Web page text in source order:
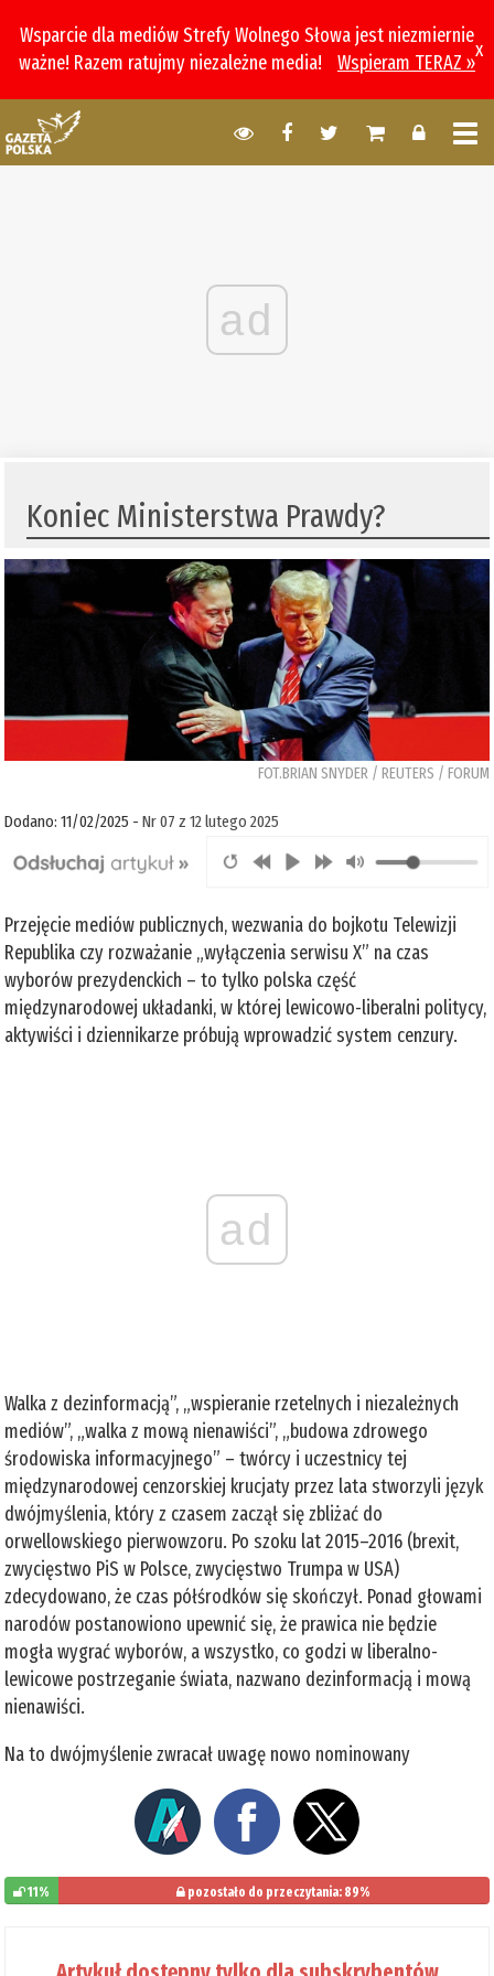
Wsparcie dla mediów Strefy Wolnego Słowa jest niezmiernie
ważne! Razem ratujmy niezależne media!
Wspieram TERAZ »
x
ad
Koniec Ministerstwa Prawdy?
FOT.BRIAN SNYDER / REUTERS / FORUM
Dodano: 11/02/2025 -Nr 07 z 12 lutego 2025
Przejęcie mediów publicznych, wezwania do bojkotu Telewizji
Republika czy rozważanie „wyłączenia serwisu X” na czas
wyborów prezydenckich – to tylko polska część
międzynarodowej układanki, w której lewicowo-liberalni politycy,
aktywiści i dziennikarze próbują wprowadzić system cenzury.
ad
Walka z dezinformacją”, „wspieranie rzetelnych i niezależnych
mediów”, „walka z mową nienawiści”, „budowa zdrowego
środowiska informacyjnego” – twórcy i uczestnicy tej
międzynarodowej cenzorskiej krucjaty przez lata stworzyli język
dwójmyślenia, który z czasem zaczął się zbliżać do
orwellowskiego pierwowzoru. Po szoku lat 2015–2016 (brexit,
zwycięstwo PiS w Polsce, zwycięstwo Trumpa w USA)
zdecydowano, że czas półśrodków się skończył. Ponad głowami
narodów postanowiono upewnić się, że prawica nie będzie
mogła wygrać wyborów, a wszystko, co godzi w liberalno-
lewicowe postrzeganie świata, nazwano dezinformacją i mową
nienawiści.
Na to dwójmyślenie zwracał uwagę nowo nominowany
11% pozostało do przeczytania: 89%